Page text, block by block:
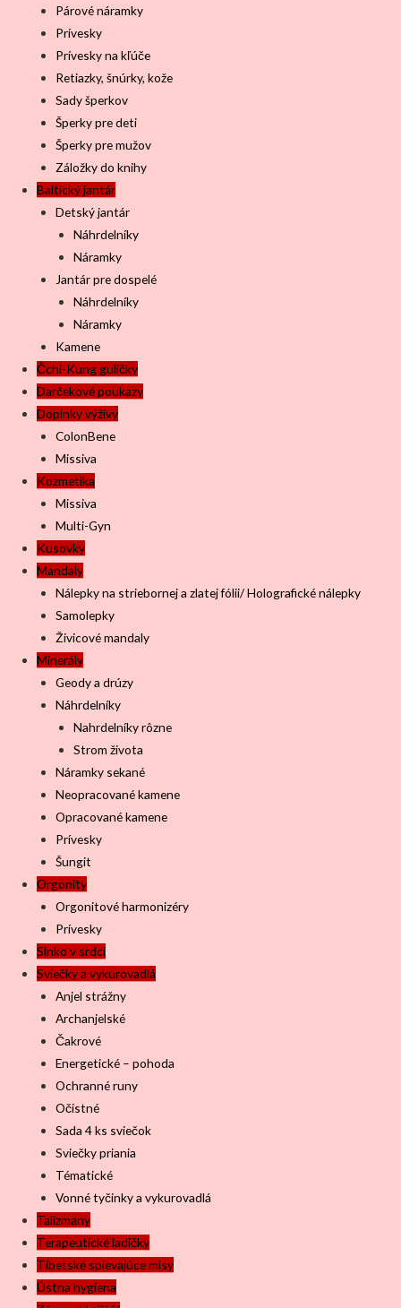
Párové náramky
Prívesky
Prívesky na kľúče
Retiazky, šnúrky, kože
Sady šperkov
Šperky pre deti
Šperky pre mužov
Záložky do knihy
Baltický jantár
Detský jantár
Náhrdelníky
Náramky
Jantár pre dospelé
Náhrdelníky
Náramky
Kamene
Čchi-Kung guličky
Darčekové poukazy
Doplnky výživy
ColonBene
Missiva
Kozmetika
Missiva
Multi-Gyn
Kusovky
Mandaly
Nálepky na striebornej a zlatej fólii/ Holografické nálepky
Samolepky
Živicové mandaly
Minerály
Geody a drúzy
Náhrdelníky
Nahrdelníky rôzne
Strom života
Náramky sekané
Neopracované kamene
Opracované kamene
Prívesky
Šungit
Orgonity
Orgonitové harmonizéry
Prívesky
Slnko v srdci
Sviečky a vykurovadlá
Anjel strážny
Archanjelské
Čakrové
Energetické – pohoda
Ochranné runy
Očistné
Sada 4 ks sviečok
Sviečky priania
Tématické
Vonné tyčinky a vykurovadlá
Talizmany
Terapeutické ladičky
Tibetské spievajúce misy
Ústna hygiena